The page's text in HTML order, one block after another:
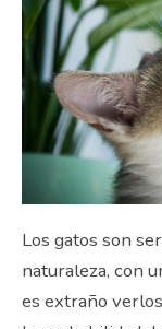
Los gatos son
naturaleza, con
es extraño